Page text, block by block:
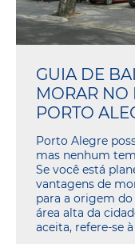
GUIA DE
MORAR NO
PORTO
Porto Alegre
mas nenhum
Se você está
vantagens de
para a origem
área alta da
aceita, refere-se